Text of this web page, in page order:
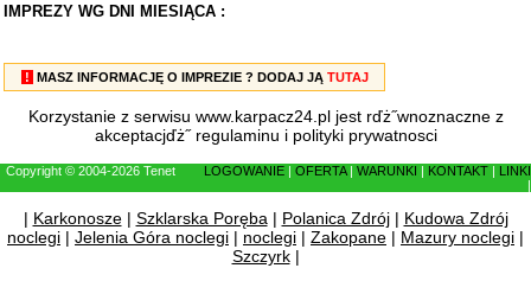
IMPREZY WG DNI MIESIĄCA :
! MASZ INFORMACJĘ O IMPREZIE ? DODAJ JĄ TUTAJ
Korzystanie z serwisu www.karpacz24.pl jest rďż˝wnoznaczne z
akceptacjďż˝ regulaminu i polityki prywatnosci
Copyright © 2004-2026 Tenet LOGOWANIE OFERTA| WARUNKI KONTAKT
LINKI
| Karkonosze| Szklarska Poręba| Polanica Zdrój| Kudowa Zdrój
noclegi | Jelenia Góra noclegi | noclegi | Zakopane | Mazury noclegi |
Szczyrk|